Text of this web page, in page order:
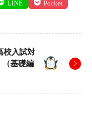
LINE Pocket
入試対
基礎編